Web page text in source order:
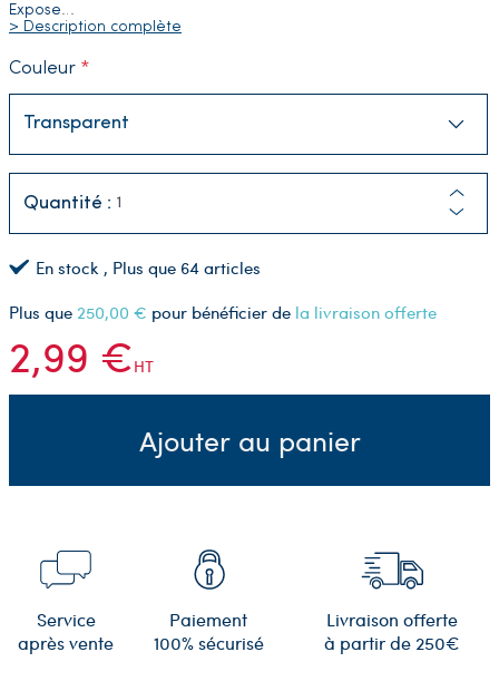
Expose…
> Description complète
Couleur
Quantité :
En stock , Plus que 64 articles
Plus que 250,00 € pour bénéficier de la livraison offerte
2,99 €HT
Ajouter au panier
Service
après vente
Paiement
100% sécurisé
Livraison offerte
à partir de 250€